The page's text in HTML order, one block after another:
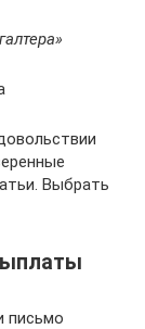
Выбрать
письмо